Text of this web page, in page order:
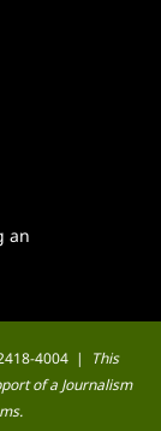
an
4004 |
This
of a Journalism